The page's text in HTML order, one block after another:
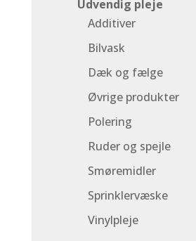
Udvendig pleje
Additiver
Bilvask
Dæk og fælge
Øvrige produkter
Polering
Ruder og spejle
Smøremidler
Sprinklervæske
Vinylpleje